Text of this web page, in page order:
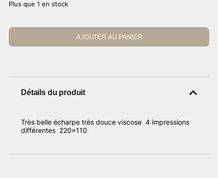
Plus que 1 en stock
AJOUTER AU PANIER
Détails du produit
Très belle écharpe très douce viscose 4 impressions
différentes 220×110